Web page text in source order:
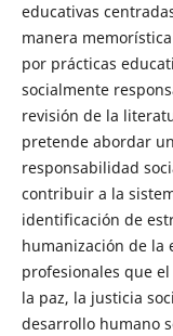
educativas
manera
por prácticas
socialmente
revisión de la
pretende abordar
responsabilidad
contribuir a la
identificación de
humanización de la
profesionales que
la paz, la justicia
desarrollo humano